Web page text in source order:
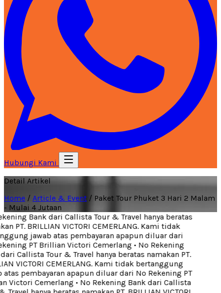
Hubungi Kami
Detail Artikel
Home / Article & Event / Paket Tour Phuket 3 Hari 2 Malam
- Mulai 4 Jutaan
Bank dari Callista Tour & Travel hanya beratas
PT. BRILLIAN VICTORI CEMERLANG. Kami tidak
jawab atas pembayaran apapun diluar dari
PT Brillian Victori Cemerlang• No Rekening
Callista Tour & Travel hanya beratas namakan PT.
VICTORI CEMERLANG. Kami tidak bertanggung
pembayaran apapun diluar dari No Rekening PT
Victori Cemerlang• No Rekening Bank dari Callista